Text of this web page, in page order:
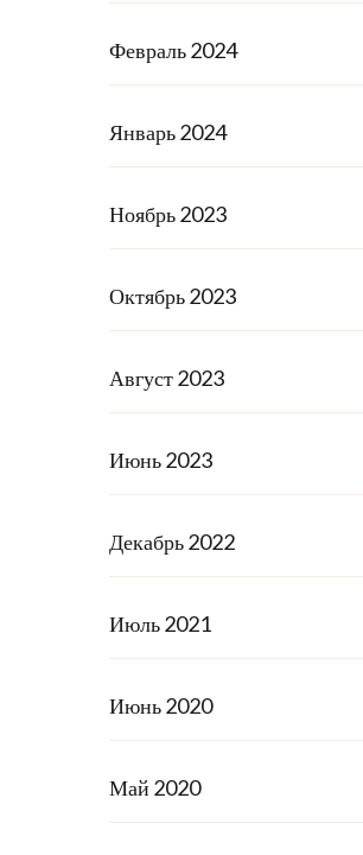
Февраль 2024
Январь 2024
Ноябрь 2023
Октябрь 2023
Август 2023
Июнь 2023
Декабрь 2022
Июль 2021
Июнь 2020
Май 2020